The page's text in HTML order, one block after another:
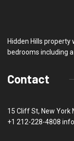
Hidden Hills
bedrooms including
Contact
15 Cliff St, New York
+1 212-228-4808